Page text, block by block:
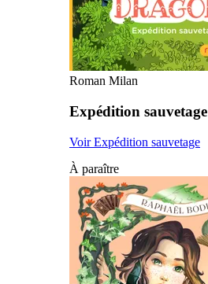
Roman Milan
Expédition sauvetage
Voir Expédition sauvetage
À paraître